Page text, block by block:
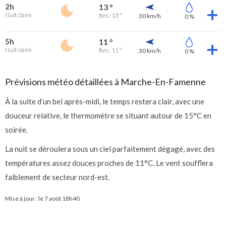
2h
Nuit claire
13 °
Res : 13 ° 30 km/h 0 %
5h
Nuit claire
11 °
Res : 11 ° 30 km/h 0 %
Prévisions météo détaillées à Marche-En-Famenne
À la suite d’un bel après-midi, le temps restera clair, avec une
douceur relative, le thermomètre se situant autour de 15°C en
soirée.
La nuit se déroulera sous un ciel parfaitement dégagé, avec des
températures assez douces proches de 11°C. Le vent soufflera
faiblement de secteur nord-est.
Mise à jour : le7 août 18h40